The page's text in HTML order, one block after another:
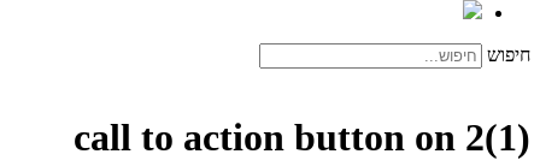
חיפוש
call to action button on 2(1)